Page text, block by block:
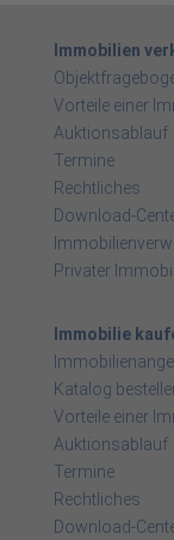
Immobilien
Vorteile einer
Auktionsablauf
Termine
Rechtliches
Download-
Privater
Immobilie
Katalog
Vorteile einer
Auktionsablauf
Termine
Rechtliches
Download-